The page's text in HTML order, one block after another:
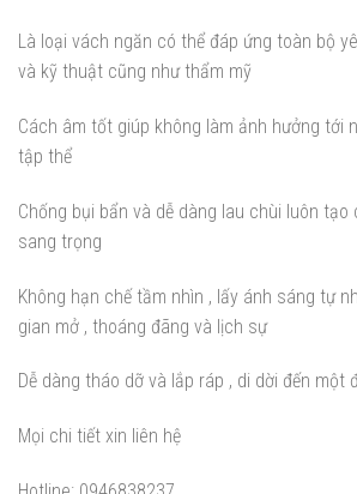
Là loại vách ngăn có thể đáp ứng toàn bộ
và kỹ thuật cũng như thẩm mỹ
Cách âm tốt giúp không làm ảnh hưởng tới
tập thể
Chống bụi bẩn và dễ dàng lau chùi luôn tạo
sang trọng
Không hạn chế tầm nhìn , lấy ánh sáng tự
gian mở , thoáng đãng và lịch sự
Dễ dàng tháo dỡ và lắp ráp , di dời đến một
Mọi chi tiết xin liên hệ